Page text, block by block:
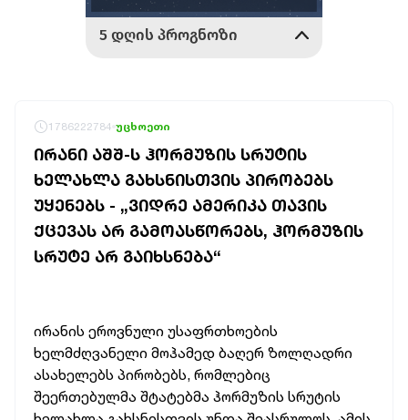
1786222784 უცხოეთი
ᲘᲠᲐᲜᲘ ᲐᲨᲨ-Ს ᲰᲝᲠᲛᲣᲖᲘᲡ ᲡᲠᲣᲢᲘᲡ
ᲮᲔᲚᲐᲮᲚᲐ ᲒᲐᲮᲡᲜᲘᲡᲗᲕᲘᲡ ᲞᲘᲠᲝᲑᲔᲑᲡ
ᲣᲧᲔᲜᲔᲑᲡ - „ᲕᲘᲓᲠᲔ ᲐᲛᲔᲠᲘᲙᲐ ᲗᲐᲕᲘᲡ
ᲥᲪᲔᲕᲐᲡ ᲐᲠ ᲒᲐᲛᲝᲐᲡᲬᲝᲠᲔᲑᲡ, ᲰᲝᲠᲛᲣᲖᲘᲡ
ᲡᲠᲣᲢᲔ ᲐᲠ ᲒᲐᲘᲮᲡᲜᲔᲑᲐ“
ირანის ეროვნული უსაფრთხოების
ხელმძღვანელი მოჰამედ ბაღერ ზოლღადრი
ასახელებს პირობებს, რომლებიც
შეერთებულმა შტატებმა ჰორმუზის სრუტის